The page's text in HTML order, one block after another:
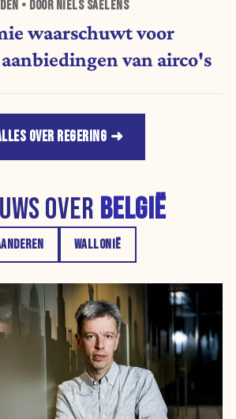
• DOOR NIELS SAELENS
waarschuwt voor
van airco's
OVER REGERING
OVER BELGIË
WALLONIË